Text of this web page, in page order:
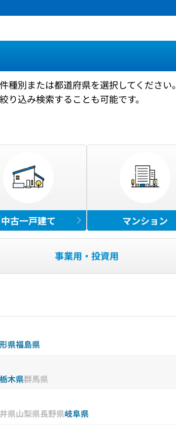
別または都道府県を選択してください。
込み検索することも可能です。
中古一戸建て マンション
事業用・投資用
県福島県
栃木県群馬県
県山梨県長野県岐阜県